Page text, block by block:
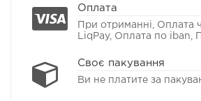
Оплата
При отриманні, Оплата
LiqPay, Оплата по iban,
Своє пакування
Ви не платите за